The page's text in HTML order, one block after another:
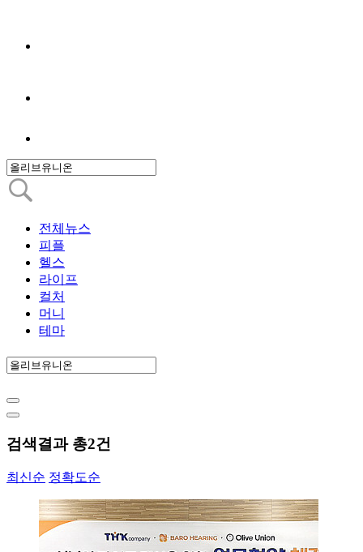
전체뉴스
피플
헬스
라이프
컬처
머니
테마
검색결과 총2건
최신순 정확도순